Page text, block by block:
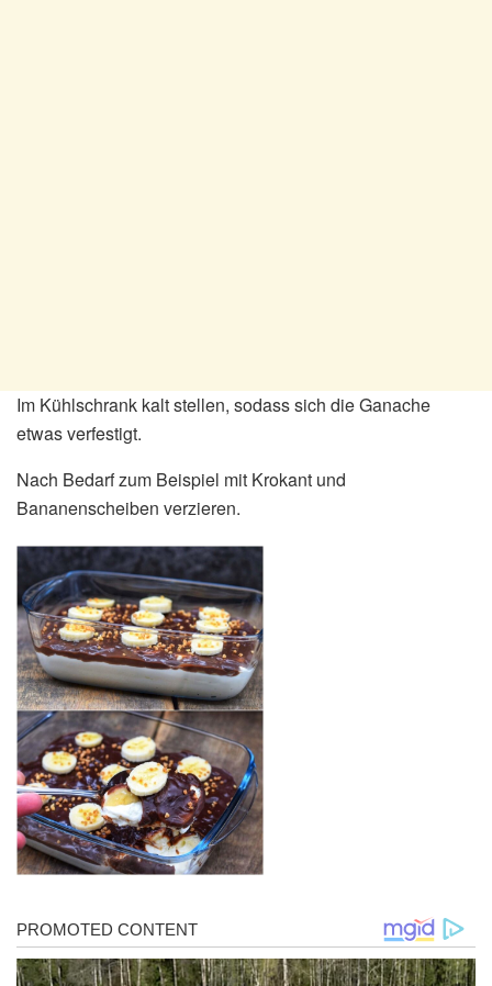
Im Kühlschrank kalt stellen, sodass sich die Ganache
etwas verfestigt.
Nach Bedarf zum Beispiel mit Krokant und
Bananenscheiben verzieren.